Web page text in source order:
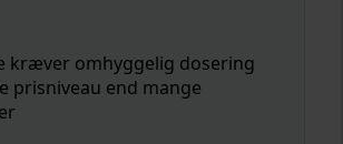
kræver omhyggelig dosering
prisniveau end mange